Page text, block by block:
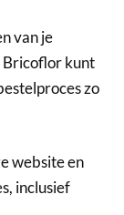
van je
Bricoflor kunt
zo
website en
inclusief